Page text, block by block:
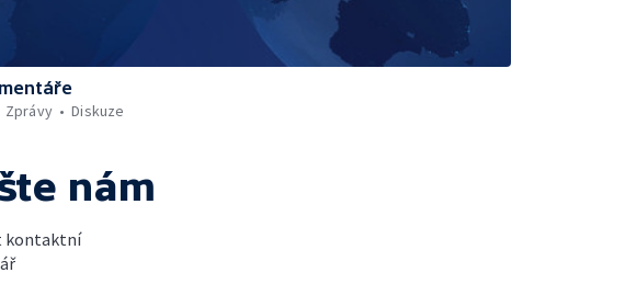
Zprávy Diskuze
nám
kontaktní